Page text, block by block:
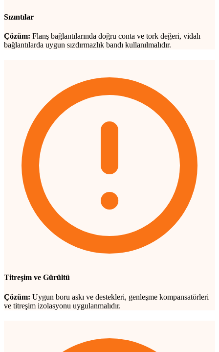
Sızıntılar
Çözüm: Flanş bağlantılarında doğru conta ve tork değeri, vidalı
bağlantılarda uygun sızdırmazlık bandı kullanılmalıdır.
Titreşim ve Gürültü
Çözüm: Uygun boru askı ve destekleri, genleşme kompansatörleri
ve titreşim izolasyonu uygulanmalıdır.